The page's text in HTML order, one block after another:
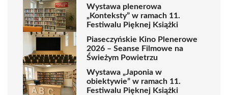
Wystawa plenerowa
„Konteksty” w ramach 11.
Festiwalu Pięknej Książki
Piaseczyńskie Kino Plenerowe
2026 – Seanse Filmowe na
Świeżym Powietrzu
Wystawa „Japonia w
obiektywie” w ramach 11.
Festiwalu Pięknej Książki